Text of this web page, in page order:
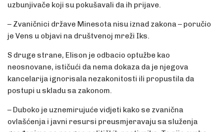
uzbunjivače koji su pokušavali da ih prijave.
– Zvaničnici države Minesota nisu iznad zakona – poručio
je Vens u objavi na društvenoj mreži Iks.
S druge strane, Elison je odbacio optužbe kao
neosnovane, ističući da nema dokaza da je njegova
kancelarija ignorisala nezakonitosti ili propustila da
postupi u skladu sa zakonom.
– Duboko je uznemirujuće vidjeti kako se zvanična
ovlašćenja i javni resursi preusmjeravaju sa služenja